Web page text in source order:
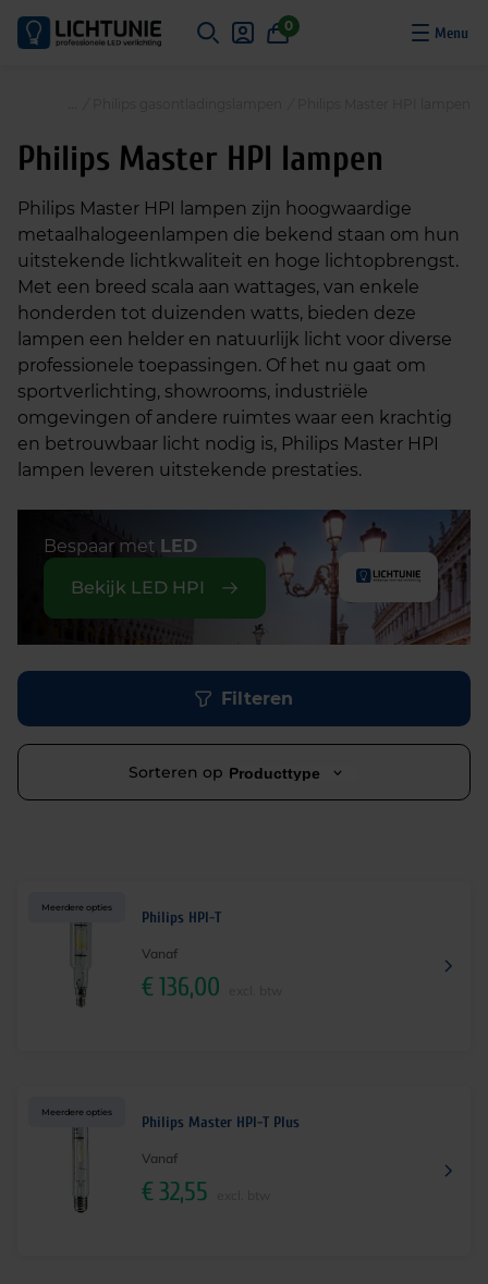
0
Philips Master HPI lampen
Philips Master HPI lampen zijn hoogwaardige
metaalhalogeenlampen die bekend staan om hun
uitstekende lichtkwaliteit en hoge lichtopbrengst.
Met een breed scala aan wattages, van enkele
honderden tot duizenden watts, bieden deze
lampen een helder en natuurlijk licht voor diverse
professionele toepassingen. Of het nu gaat om
sportverlichting, showrooms, industriële
omgevingen of andere ruimtes waar een krachtig
en betrouwbaar licht nodig is, Philips Master HPI
lampen leveren uitstekende prestaties.
Bespaar met LED
Bekijk LED HPI
Filteren
Sorteren op Producttype
Meerdere opties
Philips HPI-T
Vanaf
€136,00
Meerdere opties
Philips Master HPI-T Plus
Vanaf
€32,55